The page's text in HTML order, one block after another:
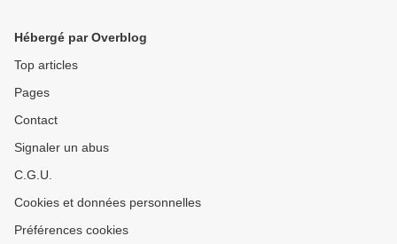
Hébergé par Overblog
Top articles
Pages
Contact
Signaler un abus
C.G.U.
Cookies et données personnelles
Préférences cookies